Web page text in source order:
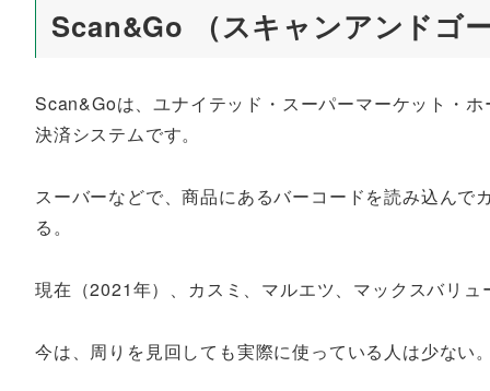
Scan&Go （スキャンアンドゴ
Scan&Goは、ユナイテッド・スーパーマーケット・
決済システムです。
スーバーなどで、商品にあるバーコードを読み込ん
る。
現在（2021年）、カスミ、マルエツ、マックスバリ
今は、周りを見回しても実際に使っている人は少ない